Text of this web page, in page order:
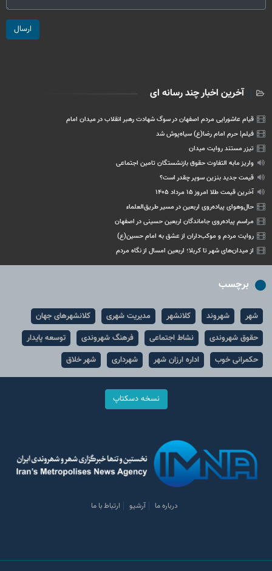
ارسال
آخرین اخبار چند رسانه ای
قیام عاشورایی مردم اصفهان در سوگ شهادت رهبر انقلاب در میدان امام
فیلم| حرم امام رضا(ع) سیاه‌پوش شد
تیزر مستند روایت میدان
واریز مابه التفاوت حقوق بازنشستگان تامین اجتماعی
قیمت جدید بنزین سوپر چقدر است؟
آخرین قیمت طلا امروز ۱۵ مرداد ۱۴۰۵
حال‌وهوای پیاده‌روی اربعین در مسیر طریق‌العلماء
مراسم پیاده‌روی جاماندگان اربعین حسینی در اصفهان
روایت مردم و موکب‌داران از عشق به امام حسین(ع)
از میدان‌های شهر تا کربلا؛ اربعین امسال از نگاه مردم
برچسب
شهر شهروند کلانشهر مدیریت شهری
کلانشهرهای جهان
حقوق شهروندی
نشاط اجتماعی فرهنگ شهروندی
توسعه پایدار
حکمرانی خوب
اداره ارزان شهر شهرداری شهر خلاق
نسخه دسکتاپ
درباره ما آرشیو ارتباط با ما